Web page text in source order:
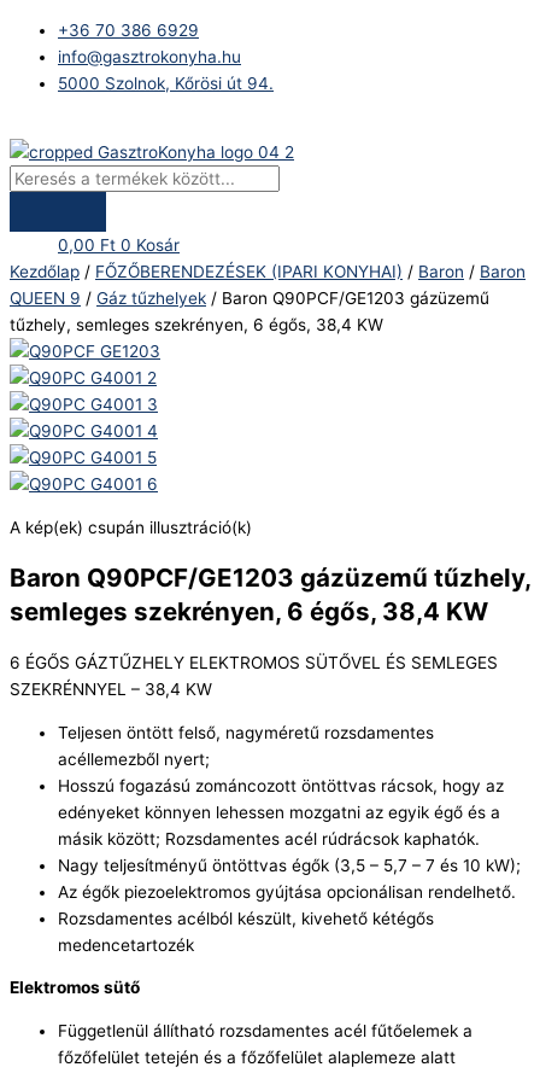
content
+36 70 386 6929
info@gasztrokonyha.hu
5000 Szolnok, Kőrösi út 94.
search
0,00 Ft 0 Kosár
Kezdőlap / FŐZŐBERENDEZÉSEK (IPARI KONYHAI) / Baron / Baron
QUEEN 9 / Gáz tűzhelyek / Baron Q90PCF/GE1203 gázüzemű
tűzhely, semleges szekrényen, 6 égős, 38,4 KW
A kép(ek) csupán illusztráció(k)
Baron Q90PCF/GE1203 gázüzemű tűzhely,
semleges szekrényen, 6 égős, 38,4 KW
6 ÉGŐS GÁZTŰZHELY ELEKTROMOS SÜTŐVEL ÉS SEMLEGES
SZEKRÉNNYEL – 38,4 KW
Teljesen öntött felső, nagyméretű rozsdamentes
acéllemezből nyert;
Hosszú fogazású zománcozott öntöttvas rácsok, hogy az
edényeket könnyen lehessen mozgatni az egyik égő és a
másik között; Rozsdamentes acél rúdrácsok kaphatók.
Nagy teljesítményű öntöttvas égők (3,5 – 5,7 – 7 és 10 kW);
Az égők piezoelektromos gyújtása opcionálisan rendelhető.
Rozsdamentes acélból készült, kivehető kétégős
medencetartozék
Elektromos sütő
Függetlenül állítható rozsdamentes acél fűtőelemek a
főzőfelület tetején és a főzőfelület alaplemeze alatt
Q90PCF/GE1203
gázüzemű
tűzhely,
szekrényen,
6
égős,
mennyiség